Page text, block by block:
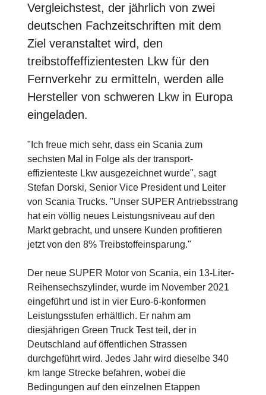
Vergleichstest, der jährlich von zwei
deutschen Fachzeitschriften mit dem
Ziel veranstaltet wird, den
treibstoffeffizientesten Lkw für den
Fernverkehr zu ermitteln, werden alle
Hersteller von schweren Lkw in Europa
eingeladen.
"Ich freue mich sehr, dass ein Scania zum
sechsten Mal in Folge als der transport-
effizienteste Lkw ausgezeichnet wurde", sagt
Stefan Dorski, Senior Vice President und Leiter
von Scania Trucks. "Unser SUPER Antriebsstrang
hat ein völlig neues Leistungsniveau auf den
Markt gebracht, und unsere Kunden profitieren
jetzt von den 8% Treibstoffeinsparung."
Der neue SUPER Motor von Scania, ein 13-Liter-
Reihensechszylinder, wurde im November 2021
eingeführt und ist in vier Euro-6-konformen
Leistungsstufen erhältlich. Er nahm am
diesjährigen Green Truck Test teil, der in
Deutschland auf öffentlichen Strassen
durchgeführt wird. Jedes Jahr wird dieselbe 340
km lange Strecke befahren, wobei die
Bedingungen auf den einzelnen Etappen